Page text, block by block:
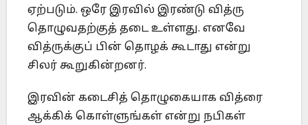
ஏற்படும். ஒரே இரவில் இரண்டு வித்ரு
தொழுவதற்குத் தடை உள்ளது. எனவே
வித்ருக்குப் பின் தொழக் கூடாது என்று
சிலர் கூறுகின்றனர்.
இரவின் கடைசித் தொழுகையாக வித்ரை
ஆக்கிக் கொள்ளுங்கள் என்று நபிகள்